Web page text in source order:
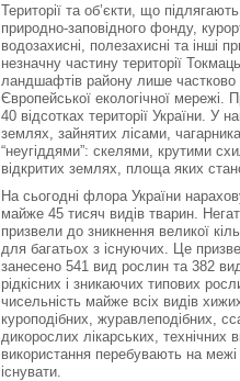
Території та об’єкти, що
природно-заповідного фонду,
водозахисні, полезахисні та інші
незначну частину території
ландшафтів району лише частково
Європейської екологічної
40 відсотках території України. У
землях, зайнятих лісами,
“неугіддями”: скелями, крутими
відкритих землях, площа яких
На сьогодні флора України
майже 45 тисяч видів тварин.
призвели до зникнення великої
для багатьох з існуючих. Це
занесено 541 вид рослин та 382
рідкісних і зникаючих типових
чисельність майже всіх видів
куроподібних, журавлеподібних,
дикорослих лікарських, технічних
використання перебувають на
існувати.